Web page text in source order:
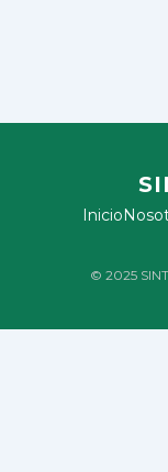
Inicio
© 2025